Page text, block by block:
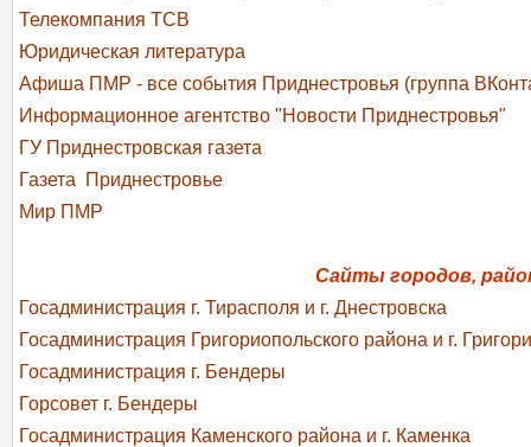
Телекомпания ТСВ
Юридическая литература
Афиша ПМР - все события Приднестровья (группа
Информационное агентство "Новости Приднестровья"
ГУ Приднестровская газета
Газета Приднестровье
Мир ПМР
Сайты городов,
Госадминистрация г. Тирасполя и г. Днестровска
Госадминистрация Григориопольского района и г.
Госадминистрация г. Бендеры
Горсовет г. Бендеры
Госадминистрация Каменского района и г. Каменка